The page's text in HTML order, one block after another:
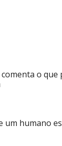
o que
um humano